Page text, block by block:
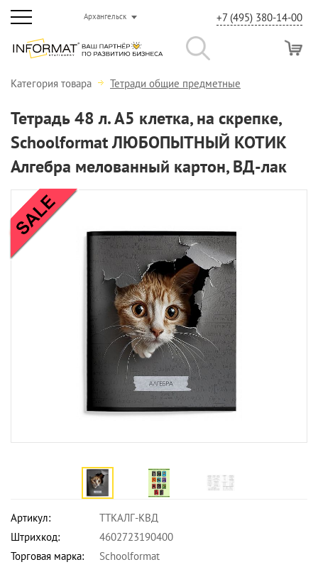
Архангельск +7 (495) 380-14-00
Категория товара Тетради общие предметные
Тетрадь 48 л. А5 клетка, на скрепке,
Schoolformat ЛЮБОПЫТНЫЙ КОТИК
Алгебра мелованный картон, ВД-лак
Артикул:
ТТКАЛГ-КВД
Штрихкод:
4602723190400
Торговая марка:
Schoolformat